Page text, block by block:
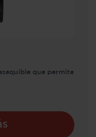
que permite